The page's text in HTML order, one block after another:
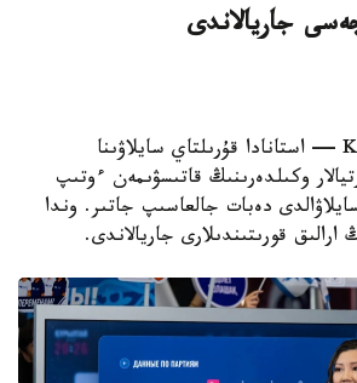
جاريالاندى
استانا. KAZINFORM — استانادا قۇرىلتاي سايلاۋىنا
وكىلدەرىنىڭ قاتىسۋىمەن ءوتىپ
دەبات جالعاسىپ جاتىر. وندا
قورىتىندىلارى جاريالاندى.